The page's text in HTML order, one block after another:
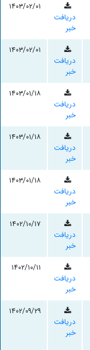
دریافت
خبر
۱۴۰۳/۰۲/۰۱
دریافت
خبر
۱۴۰۳/۰۲/۰۱
دریافت
خبر
۱۴۰۳/۰۱/۱۸
دریافت
خبر
۱۴۰۳/۰۱/۱۸
دریافت
خبر
۱۴۰۳/۰۱/۱۸
دریافت
خبر
۱۴۰۲/۱۰/۱۷
دریافت
خبر
۱۴۰۲/۱۰/۱۱
دریافت
خبر
۱۴۰۲/۰۹/۲۹